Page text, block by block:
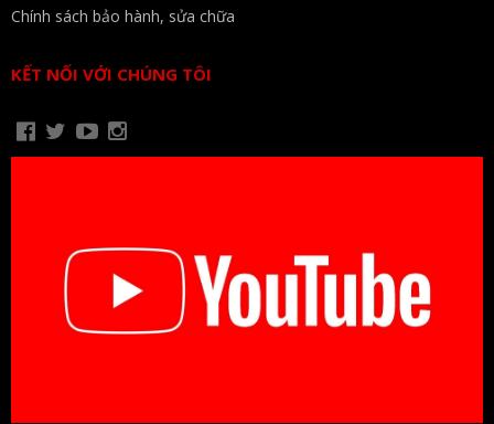
Chính sách bảo hành, sửa chữa
KẾT NỐI VỚI CHÚNG TÔI